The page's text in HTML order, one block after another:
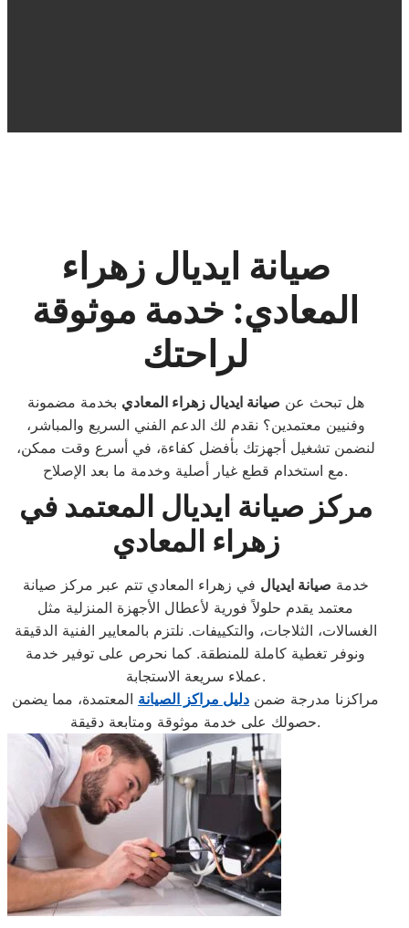
صيانة ايديال زهراء
المعادي: خدمة موثوقة
لراحتك
هل تبحث عن صيانة ايديال زهراء المعادي بخدمة مضمونة
وفنيين معتمدين؟ نقدم لك الدعم الفني السريع والمباشر،
لنضمن تشغيل أجهزتك بأفضل كفاءة، في أسرع وقت ممكن،
مع استخدام قطع غيار أصلية وخدمة ما بعد الإصلاح.
مركز صيانة ايديال المعتمد في
زهراء المعادي
خدمة صيانة ايديال في زهراء المعادي تتم عبر مركز صيانة
معتمد يقدم حلولاً فورية لأعطال الأجهزة المنزلية مثل
الغسالات، الثلاجات، والتكييفات. نلتزم بالمعايير الفنية الدقيقة
ونوفر تغطية كاملة للمنطقة. كما نحرص على توفير خدمة
عملاء سريعة الاستجابة.
مراكزنا مدرجة ضمن دليل مراكز الصيانة المعتمدة، مما يضمن
حصولك على خدمة موثوقة ومتابعة دقيقة.